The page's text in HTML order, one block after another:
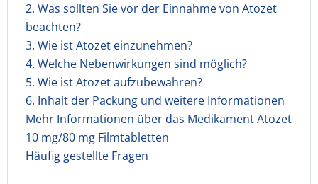
2. Was sollten Sie vor der Einnahme von Atozet
beachten?
3. Wie ist Atozet einzunehmen?
4. Welche Nebenwirkungen sind möglich?
5. Wie ist Atozet aufzubewahren?
6. Inhalt der Packung und weitere Informationen
Mehr Informationen über das Medikament Atozet
10 mg/80 mg Filmtabletten
Häufig gestellte Fragen